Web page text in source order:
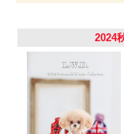
・商品
ズを
表記
素 材
日本
注意事項
【ご使
2024